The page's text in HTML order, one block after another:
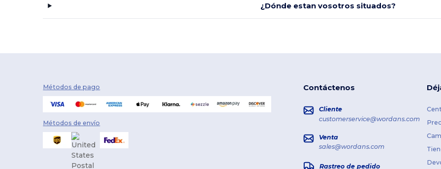
¿Dónde estan vosotros situados?
Métodos de pago
Métodos de envío
Contáctenos
Cliente
customerservice@wordans.com
Venta
sales@wordans.com
Rastreo de pedido